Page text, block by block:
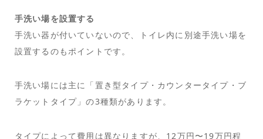
手洗い場を設置する
手洗い器が付いていないので、トイレ内に別途手洗い場を
設置するのもポイントです。
手洗い場には主に「置き型タイプ・カウンタータイプ・ブ
ラケットタイプ」の3種類があります。
タイプによって費用は異なりますが、12万円〜19万円程